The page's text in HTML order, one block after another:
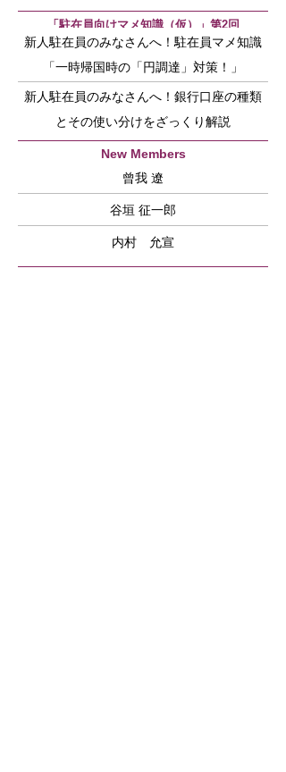
「駐在員向けマメ知識（仮）」第2回
新人駐在員のみなさんへ！駐在員マメ知識
「一時帰国時の「円調達」対策！」
新人駐在員のみなさんへ！銀行口座の種類
とその使い分けをざっくり解説
New Members
曾我 遼
谷垣 征一郎
内村 允宣